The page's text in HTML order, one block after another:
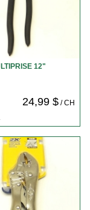
12"
24,99 $/ CH